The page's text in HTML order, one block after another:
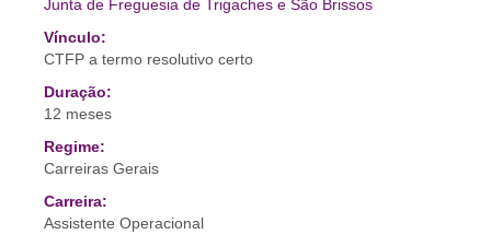
Junta de Freguesia de Trigaches e São Brissos
Vínculo:
CTFP a termo resolutivo certo
Duração:
12 meses
Regime:
Carreiras Gerais
Carreira:
Assistente Operacional